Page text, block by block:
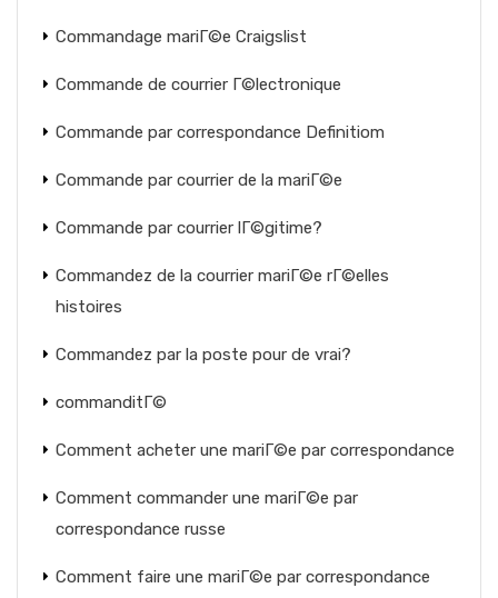
Commandage mariГ©e Craigslist
Commande de courrier Г©lectronique
Commande par correspondance Definitiom
Commande par courrier de la mariГ©e
Commande par courrier lГ©gitime?
Commandez de la courrier mariГ©e rГ©elles
histoires
Commandez par la poste pour de vrai?
commanditГ©
Comment acheter une mariГ©e par correspondance
Comment commander une mariГ©e par
correspondance russe
Comment faire une mariГ©e par correspondance